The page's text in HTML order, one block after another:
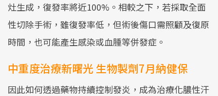
灶生成，復發率將近100%。相較之下，若採取全面
性切除手術，雖復發率低，但術後傷口需照顧及復原
時間，也可能產生感染或血腫等併發症。
中重度治療新曙光 生物製劑7月納健保
因此如何透過藥物持續控制發炎，成為治療化膿性汗